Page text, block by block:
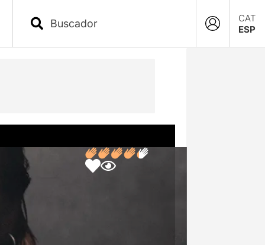
CAT
ESP